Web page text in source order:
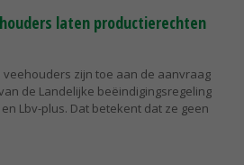
laten productierechten
veehouders zijn toe aan de aanvraag
de Landelijke beëindigingsregeling
Lbv-plus. Dat betekent dat ze geen